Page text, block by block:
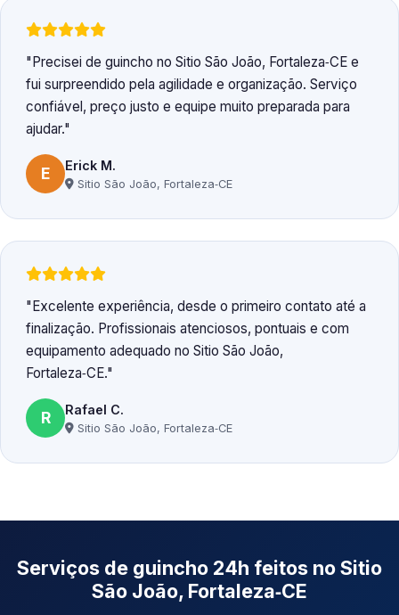
Precisei de guincho no Sitio São João, Fortaleza‑CE e
fui surpreendido pela agilidade e organização. Serviço
confiável, preço justo e equipe muito preparada para
ajudar.
E Erick M.
Sitio São João, Fortaleza‑CE
Excelente experiência, desde o primeiro contato até a
finalização. Profissionais atenciosos, pontuais e com
equipamento adequado no Sitio São João,
Fortaleza‑CE.
R Rafael C.
Sitio São João, Fortaleza‑CE
Serviços de guincho 24h feitos no Sitio
São João, Fortaleza‑CE